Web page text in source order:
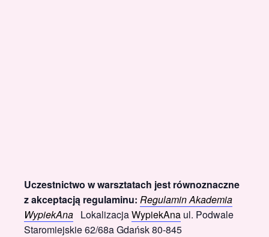
Uczestnictwo w warsztatach jest równoznaczne
z akceptacją regulaminu: Regulamin Akademia
WypiekAna LokalizacjaWypiekAna ul. Podwale
Staromiejskie 62/68a Gdańsk 80-845